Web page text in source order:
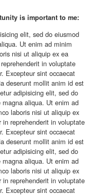
is important to me:
elit, sed do eiusmod
Ut enim ad minim
nisi ut aliquip ex ea
in voluptate
Excepteur sint occaecat
deserunt mollit anim id est
adipisicing elit, sed do
aliqua. Ut enim ad
laboris nisi ut aliquip ex
reprehenderit in voluptate
Excepteur sint occaecat
deserunt mollit anim id est
adipisicing elit, sed do
aliqua. Ut enim ad
laboris nisi ut aliquip ex
reprehenderit in voluptate
Excepteur sint occaecat